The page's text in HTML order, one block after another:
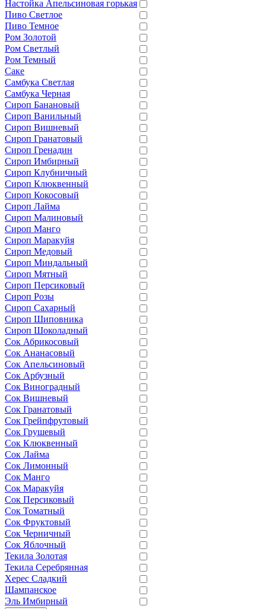
Настойка Апельсиновая горькая
Пиво Светлое
Пиво Темное
Ром Золотой
Ром Светлый
Ром Темный
Саке
Самбука Светлая
Самбука Черная
Сироп Банановый
Сироп Ванильный
Сироп Вишневый
Сироп Гранатовый
Сироп Гренадин
Сироп Имбирный
Сироп Клубничный
Сироп Клюквенный
Сироп Кокосовый
Сироп Лайма
Сироп Малиновый
Сироп Манго
Сироп Маракуйя
Сироп Медовый
Сироп Миндальный
Сироп Мятный
Сироп Персиковый
Сироп Розы
Сироп Сахарный
Сироп Шиповника
Сироп Шоколадный
Сок Абрикосовый
Сок Ананасовый
Сок Апельсиновый
Сок Арбузный
Сок Виноградный
Сок Вишневый
Сок Гранатовый
Сок Грейпфрутовый
Сок Грушевый
Сок Клюквенный
Сок Лайма
Сок Лимонный
Сок Манго
Сок Маракуйя
Сок Персиковый
Сок Томатный
Сок Фруктовый
Сок Черничный
Сок Яблочный
Текила Золотая
Текила Серебрянная
Херес Сладкий
Шампанское
Эль Имбирный